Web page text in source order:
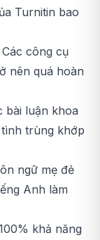
Turnitin bao
Các công cụ
nên quá hoàn
bài luận khoa
trùng khớp
ngữ mẹ đẻ
Anh làm
khả năng